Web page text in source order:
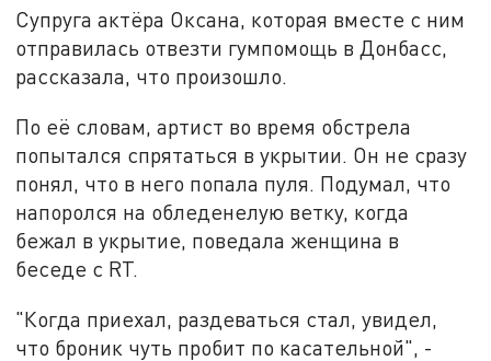
Супруга актёра Оксана, которая вместе с ним
отправилась отвезти гумпомощь в Донбасс,
рассказала, что произошло.
По её словам, артист во время обстрела
попытался спрятаться в укрытии. Он не сразу
понял, что в него попала пуля. Подумал, что
напоролся на обледенелую ветку, когда
бежал в укрытие, поведала женщина в
беседе с RT.
"Когда приехал, раздеваться стал, увидел,
что броник чуть пробит по касательной", -